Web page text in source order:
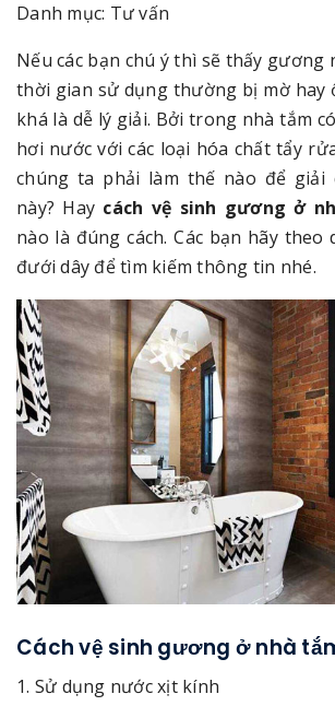
Danh mục: Tư vấn
Nếu các bạn chú ý thì sẽ thấy gương
thời gian sử dụng thường bị mờ hay
khá là dễ lý giải. Bởi trong nhà tắm
hơi nước với các loại hóa chất tẩy
chúng ta phải làm thế nào để giải
này? Hay cách vệ sinh gương ở
nào là đúng cách. Các bạn hãy theo
đưới dây để tìm kiếm thông tin nhé.
Cách vệ sinh gương ở nhà
1. Sử dụng nước xịt kính